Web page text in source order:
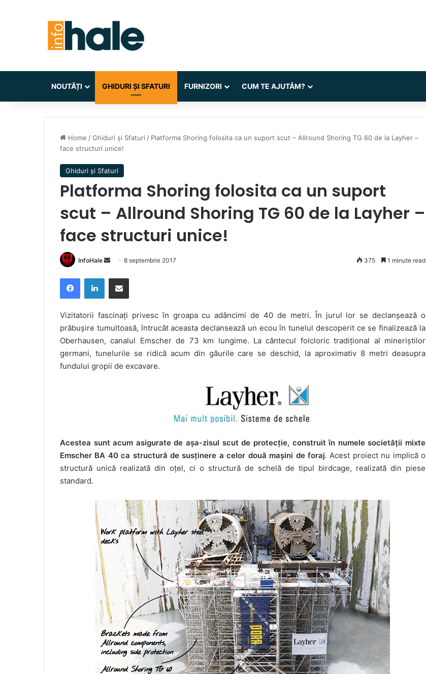
NOUTĂȚI GHIDURI ȘI SFATURI FURNIZORI CUM TE AJUTĂM?
Home /Ghiduri și Sfaturi / Platforma Shoring folosita ca un suport scut – Allround Shoring TG 60 de la Layher –
face structuri unice!
Ghiduri și Sfaturi
Platforma Shoring folosita ca un suport
scut – Allround Shoring TG 60 de la Layher –
face structuri unice!
InfoHale
Send
email
8 septembrie 2017 375 1 minute read
FacebookLinkedInShare via Email
Vizitatorii fascinați privesc în groapa cu adâncimi de 40 de metri. În jurul lor se declanșează o
prăbușire tumultoasă, întrucât aceasta declansează un ecou în tunelul descoperit ce se finalizează la
Oberhausen, canalul Emscher de 73 km lungime. La cântecul folcloric tradițional al mineriștilor
germani, tunelurile se ridică acum din găurile care se deschid, la aproximativ 8 metri deasupra
fundului gropii de excavare.
Acestea sunt acum asigurate de așa-zisul scut de protecție, construit în numele societății mixte
Emscher BA 40 ca structură de susținere a celor două mașini de foraj. Acest proiect nu implică o
structură unică realizată din oțel, ci o structură de schelă de tipul birdcage, realizată din piese
standard.